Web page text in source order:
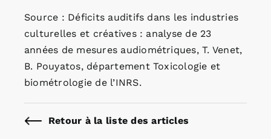
Source : Déficits auditifs dans les industries
culturelles et créatives : analyse de 23
années de mesures audiométriques, T. Venet,
B. Pouyatos, département Toxicologie et
biométrologie de l’INRS.
Retour à la liste des articles